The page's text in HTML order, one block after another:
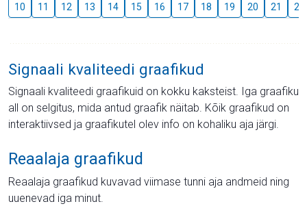
10 11 12 13 14 15 16 17 18 19 20 21 22
Signaali kvaliteedi graafikud
Signaali kvaliteedi graafikuid on kokku kaksteist. Iga graafiku
all on selgitus, mida antud graafik näitab. Kõik graafikud on
interaktiivsed ja graafikutel olev info on kohaliku aja järgi.
Reaalaja graafikud
Reaalaja graafikud kuvavad viimase tunni aja andmeid ning
uuenevad iga minut.